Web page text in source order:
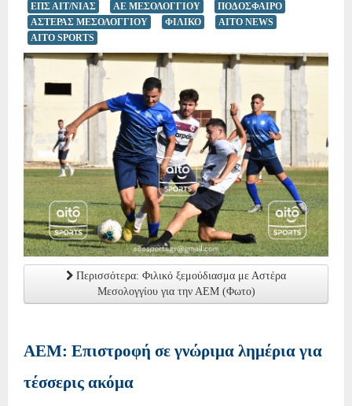
ΕΠΣ ΑΙΤ/ΝΙΑΣ ΑΕ ΜΕΣΟΛΟΓΓΙΟΥ
ΠΟΔΟΣΦΑΙΡΟ
ΑΣΤΕΡΑΣ ΜΕΣΟΛΟΓΓΙΟΥ
ΦΙΛΙΚΟ
AITO NEWS
AITO SPORTS
Περισσότερα: Φιλικό ξεμούδιασμα με Αστέρα
Μεσολογγίου για την ΑΕΜ (Φωτο)
ΑΕΜ: Επιστροφή σε γνώριμα λημέρια για
τέσσερις ακόμα